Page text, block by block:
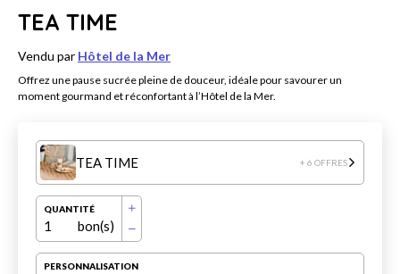
TEA TIME
Vendu par Hôtel de la Mer
Offrez une pause sucrée pleine de douceur, idéale pour savourer un
moment gourmand et réconfortant à l’Hôtel de la Mer.
TEA TIME + 6 OFFRES
QUANTITÉ
1 bon(s)
PERSONNALISATION